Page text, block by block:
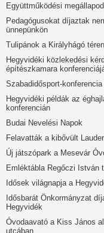
Együttműködési
Pedagógusokat díjaztak
ünnepünkön
Tulipánok a Királyhágó téren
Hegyvidéki közlekedési
építészkamara
Szabadidősport-
Hegyvidéki példák az
konferencián
Budai Nevelési Napok
Felavatták a kibővült
Új játszópark a Mesevár
Emléktábla Regőczi István
Idősek világnapja a
Idősbarát Önkormányzat
Hegyvidék
Óvodaavató a Kiss János
utcában